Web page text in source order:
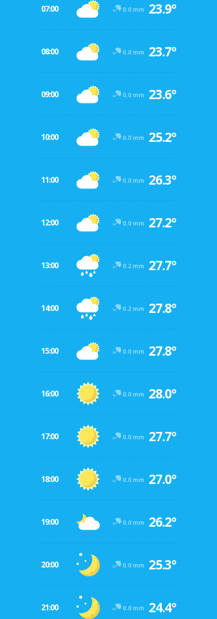
07:00 0.0 mm 23.9º
08:00 0.0 mm 23.7º
09:00 0.0 mm 23.6º
10:00 0.0 mm 25.2º
11:00 0.0 mm 26.3º
12:00 0.0 mm 27.2º
13:00 0.2 mm 27.7º
14:00 0.2 mm 27.8º
15:00 0.0 mm 27.8º
16:00 0.0 mm 28.0º
17:00 0.0 mm 27.7º
18:00 0.0 mm 27.0º
19:00 0.0 mm 26.2º
20:00 0.0 mm 25.3º
21:00 0.0 mm 24.4º